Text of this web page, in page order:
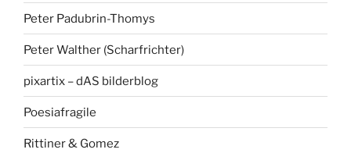
Peter Padubrin-Thomys
Peter Walther (Scharfrichter)
pixartix – dAS bilderblog
Poesiafragile
Rittiner & Gomez